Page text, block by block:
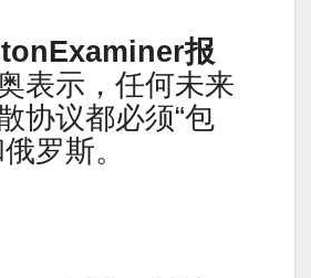
报
表示，任何未来
协议都必须“包
罗斯。